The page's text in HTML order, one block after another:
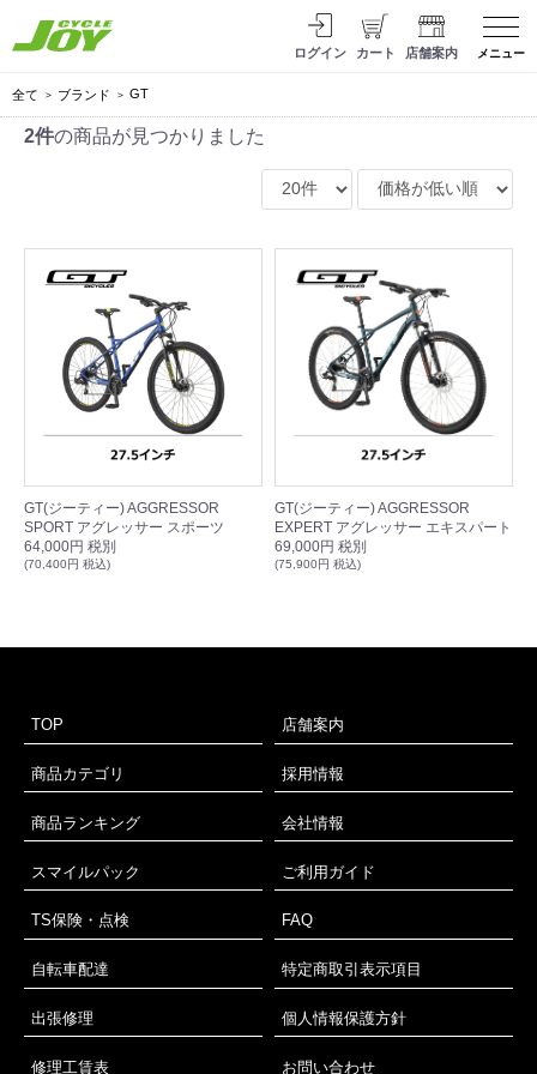
ログイン カート 店舗案内 メニュー
全て ブランド GT
2件の商品が見つかりました
GT(ジーティー) AGGRESSOR
SPORT アグレッサー スポーツ
64,000円 税別
(70,400円 税込)
GT(ジーティー) AGGRESSOR
EXPERT アグレッサー エキスパート
69,000円 税別
(75,900円 税込)
TOP 店舗案内
商品カテゴリ 採用情報
商品ランキング 会社情報
スマイルパック ご利用ガイド
TS保険・点検 FAQ
自転車配達 特定商取引表示項目
出張修理 個人情報保護方針
修理工賃表 お問い合わせ